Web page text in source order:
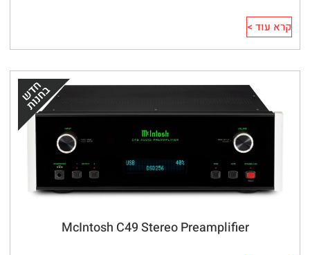
קרא עוד >
McIntosh C49 Stereo Preamplifier